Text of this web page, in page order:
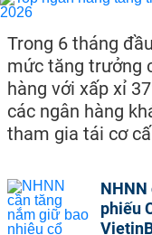
Trong 6 tháng
mức tăng trưởng
hàng với xấp xỉ
các ngân hàng
tham gia tái cơ
NHNN
phiếu